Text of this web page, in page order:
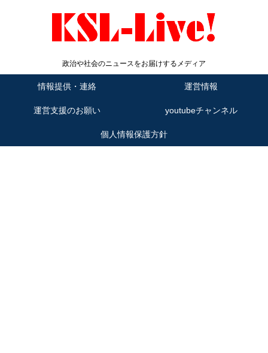
政治や社会のニュースをお届けするメディア
情報提供・連絡 運営情報
運営支援のお願い youtubeチャンネル
個人情報保護方針